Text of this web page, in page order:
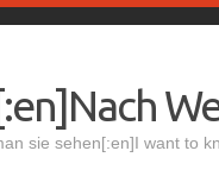
sie sehen[:en]I want to